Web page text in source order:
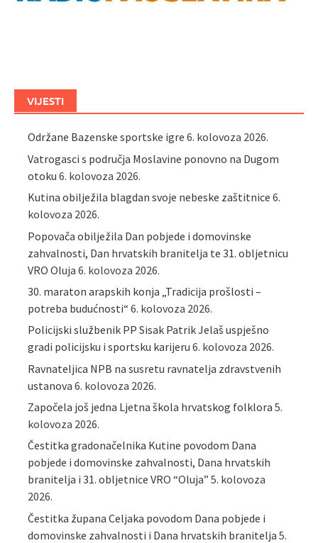
VIJESTI
Održane Bazenske sportske igre 6. kolovoza 2026.
Vatrogasci s područja Moslavine ponovno na Dugom
otoku 6. kolovoza 2026.
Kutina obilježila blagdan svoje nebeske zaštitnice 6.
kolovoza 2026.
Popovača obilježila Dan pobjede i domovinske
zahvalnosti, Dan hrvatskih branitelja te 31. obljetnicu
VRO Oluja 6. kolovoza 2026.
30. maraton arapskih konja „Tradicija prošlosti –
potreba budućnosti“ 6. kolovoza 2026.
Policijski službenik PP Sisak Patrik Jelaš uspješno
gradi policijsku i sportsku karijeru 6. kolovoza 2026.
Ravnateljica NPB na susretu ravnatelja zdravstvenih
ustanova 6. kolovoza 2026.
Započela još jedna Ljetna škola hrvatskog folklora 5.
kolovoza 2026.
Čestitka gradonačelnika Kutine povodom Dana
pobjede i domovinske zahvalnosti, Dana hrvatskih
branitelja i 31. obljetnice VRO “Oluja” 5. kolovoza
2026.
Čestitka župana Celjaka povodom Dana pobjede i
domovinske zahvalnosti i Dana hrvatskih branitelja 5.